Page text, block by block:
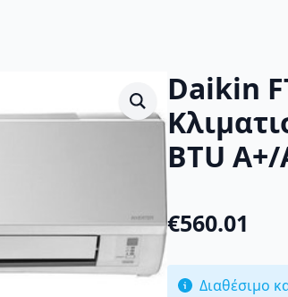
Daikin
BTU A+/
€560.01
Διαθέσιμο